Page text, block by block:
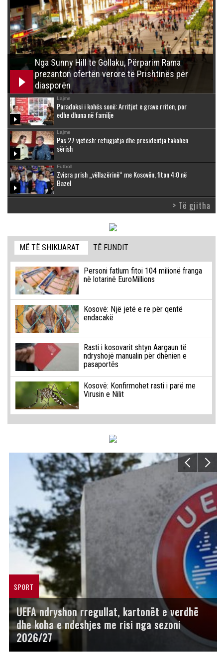
Nga Sunny Hill te Gollaku, Përparim Rama
prezanton ofertën verore të Prishtinës për
diasporën
Lajme
Paradoksi i kohës sonë: Arritjet e grave rriten, por
edhe dhuna në familje
Lajme
Pas 27 vjetësh: refugjatja dhe presidentja takohen
sërish
Futboll
Zvicra prish „vëllazërinë“ me Kosovën, fiton 4:0 në
Bazel
> Të gjitha
MË TË SHIKUARAT TË FUNDIT
Personi fatlum fitoi 104 milionë franga
në lotarinë EuroMillions
Kosovë: Një jetë e re për qentë
endacakë
Rasti i kosovarit shtyn Aargaun të
ndryshojë manualin për dhënien e
pasaportës
Kosovë: Konfirmohet rasti i parë me
Virusin e Nilit
SPORT
UEFA ndryshon rregullat, kartonët e verdhë
dhe koha e ndeshjes me risi nga sezoni
2026/27